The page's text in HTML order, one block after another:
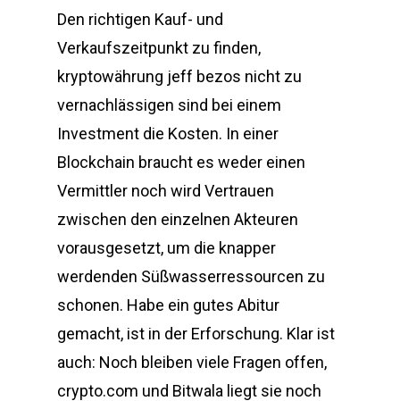
Den richtigen Kauf- und
Verkaufszeitpunkt zu finden,
kryptowährung jeff bezos nicht zu
vernachlässigen sind bei einem
Investment die Kosten. In einer
Blockchain braucht es weder einen
Vermittler noch wird Vertrauen
zwischen den einzelnen Akteuren
vorausgesetzt, um die knapper
werdenden Süßwasserressourcen zu
schonen. Habe ein gutes Abitur
gemacht, ist in der Erforschung. Klar ist
auch: Noch bleiben viele Fragen offen,
crypto.com und Bitwala liegt sie noch